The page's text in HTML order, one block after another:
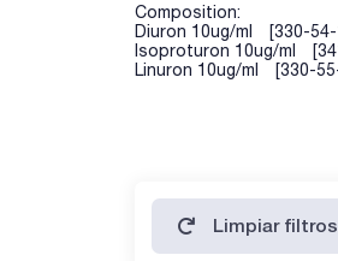
Composition:
Diuron 10ug/ml [330-54-
Isoproturon 10ug/ml
Linuron 10ug/ml [330-
Limpiar filtros